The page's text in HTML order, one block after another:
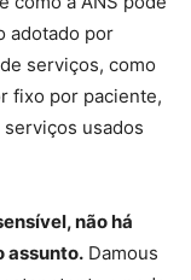
adotado por
serviços, como
fixo por paciente,
usados
não há
assunto. Damous